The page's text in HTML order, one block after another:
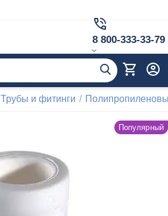
8 800-333-33-79
Трубы и фитинги /
Популярный